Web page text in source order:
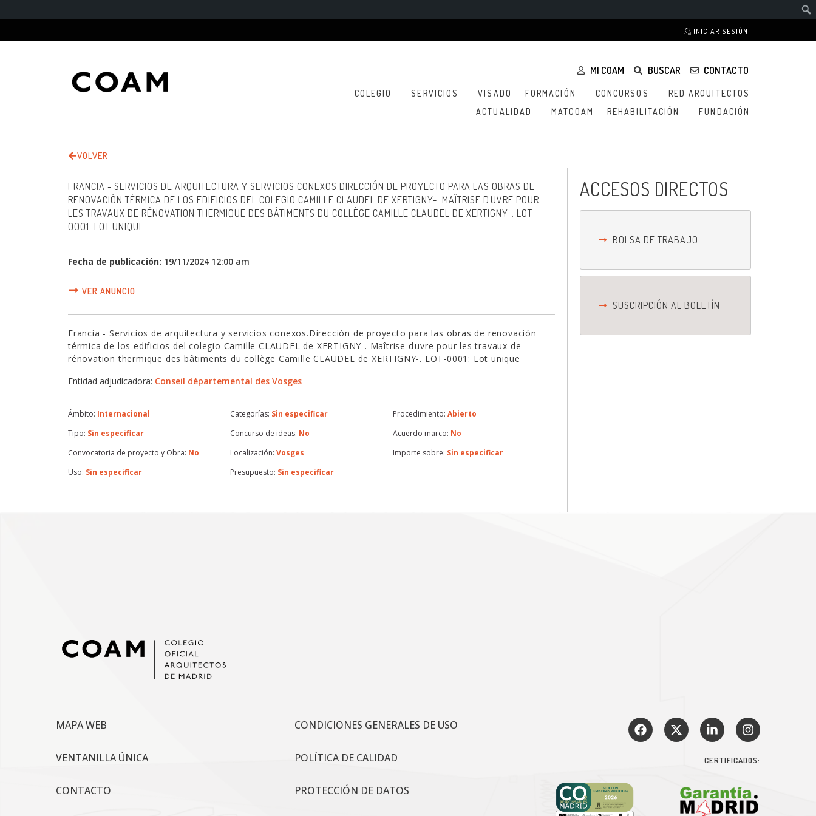
INICIAR SESIÓN
MI COAM BUSCAR CONTACTO
COLEGIO SERVICIOS VISADO FORMACIÓN CONCURSOS
RED ARQUITECTOS
ACTUALIDAD
MATCOAM REHABILITACIÓN FUNDACIÓN
VOLVER
FRANCIA - SERVICIOS DE ARQUITECTURA Y SERVICIOS CONEXOS.DIRECCIÓN DE PROYECTO PARA LAS OBRAS DE
RENOVACIÓN TÉRMICA DE LOS EDIFICIOS DEL COLEGIO CAMILLE CLAUDEL DE XERTIGNY-. MAÎTRISE DUVRE POUR
LES TRAVAUX DE RÉNOVATION THERMIQUE DES BÂTIMENTS DU COLLÈGE CAMILLE CLAUDEL DE XERTIGNY-. LOT-
0001: LOT UNIQUE
Fecha de publicación: 19/11/2024 12:00 am
VER ANUNCIO
Francia - Servicios de arquitectura y servicios conexos.Dirección de proyecto para las obras de renovación
térmica de los edificios del colegio Camille CLAUDEL de XERTIGNY-. Maîtrise duvre pour les travaux de
rénovation thermique des bâtiments du collège Camille CLAUDEL de XERTIGNY-. LOT-0001: Lot unique
Entidad adjudicadora: Conseil départemental des Vosges
Ámbito: Internacional
Tipo: Sin especificar
Convocatoria de proyecto y Obra: No
Uso: Sin especificar
Categorías: Sin especificar
Concurso de ideas: No
Localización: Vosges
Presupuesto: Sin especificar
Procedimiento: Abierto
Acuerdo marco: No
Importe sobre: Sin especificar
ACCESOS DIRECTOS
BOLSA DE TRABAJO
SUSCRIPCIÓN AL BOLETÍN
MAPA WEB
VENTANILLA ÚNICA
CONTACTO
CONDICIONES GENERALES DE USO
POLÍTICA DE CALIDAD
PROTECCIÓN DE DATOS
CERTIFICADOS: